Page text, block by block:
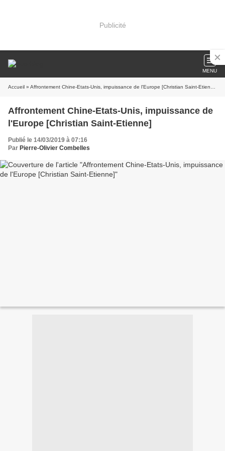
Publicité
MENU
Accueil » Affrontement Chine-Etats-Unis, impuissance de l'Europe [Christian Saint-Etienne]
Affrontement Chine-Etats-Unis, impuissance de
l'Europe [Christian Saint-Etienne]
Publié le 14/03/2019 à 07:16
Par Pierre-Olivier Combelles